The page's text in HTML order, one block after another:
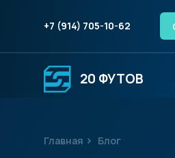
+7 (914) 705-10-62
20 ФУТОВ
Главная Блог